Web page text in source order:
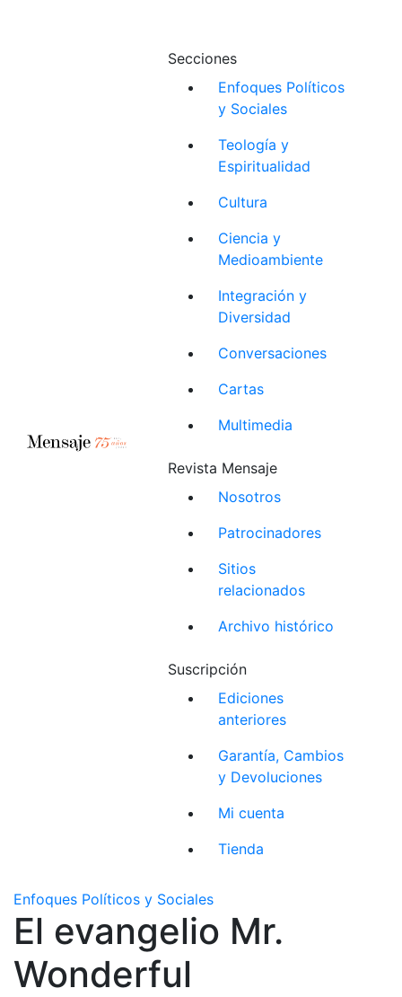
Secciones
Enfoques Políticos
y Sociales
Teología y
Espiritualidad
Cultura
Ciencia y
Medioambiente
Integración y
Diversidad
Conversaciones
Cartas
Multimedia
Revista Mensaje
Nosotros
Patrocinadores
Sitios
relacionados
Archivo histórico
Suscripción
Ediciones
anteriores
Garantía, Cambios
y Devoluciones
Mi cuenta
Tienda
Enfoques Políticos y Sociales
El evangelio Mr.
Wonderful